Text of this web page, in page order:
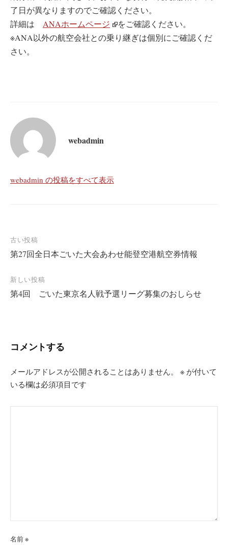
了日が異なりますのでご確認ください。
詳細は ANAホームページ
をご確認ください。
※ANA以外の航空会社との乗り継ぎは個別にご確認くだ
さい。
webadmin
webadmin の投稿をすべて表示
投
稿
ナ
ビ
ゲ
ョ
古い投稿
第27回全日本ごいた大会あわせ能登空港航空券情報
新しい投稿
第4回 ごいた東京名人戦予選リーグ募集のおしらせ
コメントする
メールアドレスが公開されることはありません。 ※ が付いて
いる欄は必須項目です
名前※